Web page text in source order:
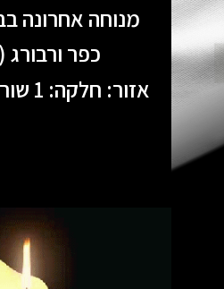
מנוחה אחרונה
כפר ורבורג
אזור: חלקה: 1 שורה: 7 קבר : 3